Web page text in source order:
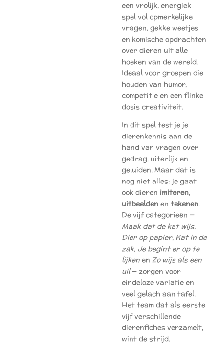
een vrolijk, energiek
spel vol opmerkelijke
vragen, gekke weetjes
en komische opdrachten
over dieren uit alle
hoeken van de wereld.
Ideaal voor groepen die
houden van humor,
competitie en een flinke
dosis creativiteit.
In dit spel test je je
dierenkennis aan de
hand van vragen over
gedrag, uiterlijk en
geluiden. Maar dat is
nog niet alles: je gaat
ook dieren imiteren,
uitbeelden en tekenen.
De vijf categorieën —
Maak dat de kat wijs,
Dier op papier, Kat in de
zak, Je begint er op te
lijken en Zo wijs als een
uil— zorgen voor
eindeloze variatie en
veel gelach aan tafel.
Het team dat als eerste
vijf verschillende
dierenfiches verzamelt,
wint de strijd.